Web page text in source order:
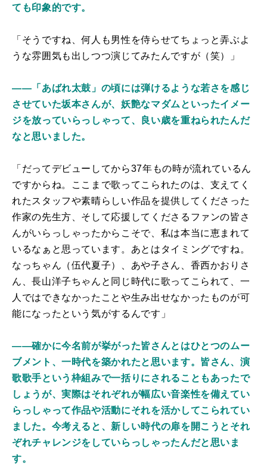
ても印象的です。
「そうですね、何人も男性を侍らせてちょっと弄ぶよ
うな雰囲気も出しつつ演じてみたんですが（笑）」
――「あばれ太鼓」の頃には弾けるような若さを感じ
させていた坂本さんが、妖艶なマダムといったイメー
ジを放っていらっしゃって、良い歳を重ねられたんだ
なと思いました。
「だってデビューしてから37年もの時が流れているん
ですからね。ここまで歌ってこられたのは、支えてく
れたスタッフや素晴らしい作品を提供してくださった
作家の先生方、そして応援してくださるファンの皆さ
んがいらっしゃったからこそで、私は本当に恵まれて
いるなぁと思っています。あとはタイミングですね。
なっちゃん（伍代夏子）、あや子さん、香西かおりさ
ん、長山洋子ちゃんと同じ時代に歌ってこられて、一
人ではできなかったことや生み出せなかったものが可
能になったという気がするんです」
――確かに今名前が挙がった皆さんとはひとつのムー
ブメント、一時代を築かれたと思います。皆さん、演
歌歌手という枠組みで一括りにされることもあったで
しょうが、実際はそれぞれが幅広い音楽性を備えてい
らっしゃって作品や活動にそれを活かしてこられてい
ました。今考えると、新しい時代の扉を開こうとそれ
ぞれチャレンジをしていらっしゃったんだと思いま
す。